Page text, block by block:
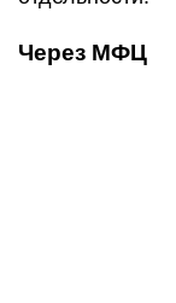
Через МФЦ